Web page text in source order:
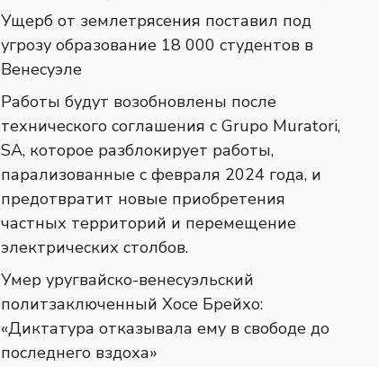
Ущерб от землетрясения поставил под
угрозу образование 18 000 студентов в
Венесуэле
Работы будут возобновлены после
технического соглашения с Grupo Muratori,
SA, которое разблокирует работы,
парализованные с февраля 2024 года, и
предотвратит новые приобретения
частных территорий и перемещение
электрических столбов.
Умер уругвайско-венесуэльский
политзаключенный Хосе Брейхо:
«Диктатура отказывала ему в свободе до
последнего вздоха»